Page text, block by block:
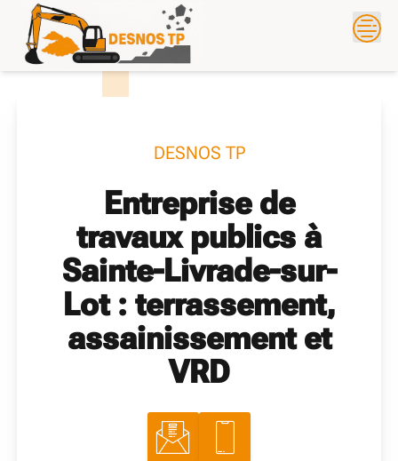
content
DESNOS TP
Entreprise de
travaux publics à
Sainte-Livrade-sur-
Lot : terrassement,
assainissement et
VRD